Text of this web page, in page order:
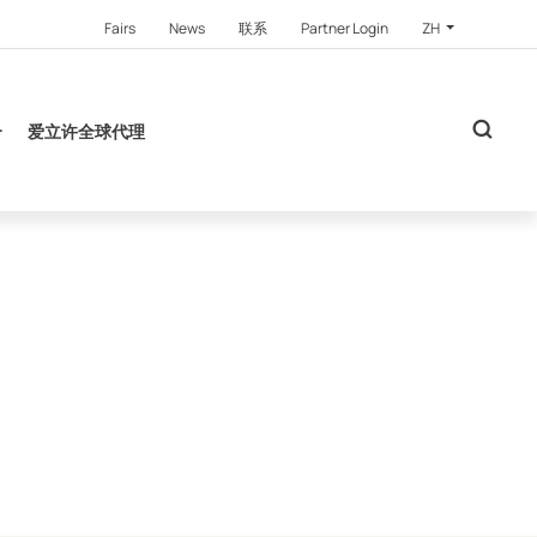
Fairs News 联系 Partner Login ZH
爱立许全球代理